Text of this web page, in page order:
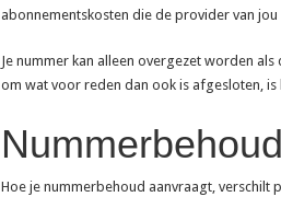
abonnementskosten die de provider van
Je nummer kan alleen overgezet worden
om wat voor reden dan ook is afgesloten,
Hoe je nummerbehoud aanvraagt, verschilt